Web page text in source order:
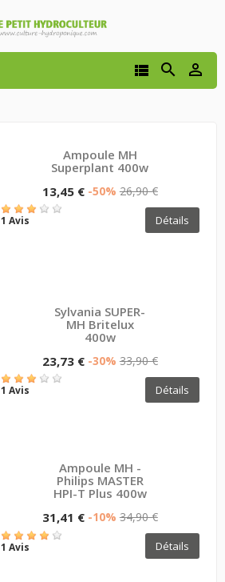



Ampoule MH
Superplant 400w
13,45 € -50% 26,90 €
1 Avis Détails
Sylvania SUPER-
MH Britelux
400w
23,73 € -30% 33,90 €
1 Avis Détails
Ampoule MH -
Philips MASTER
HPI-T Plus 400w
31,41 € -10% 34,90 €
1 Avis Détails